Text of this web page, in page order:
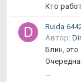
Кто
Ruida
Автор:
Блин, это